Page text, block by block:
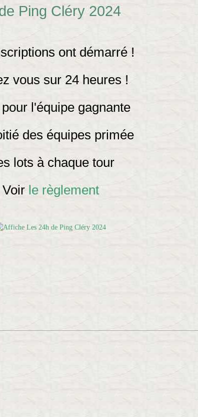
Ping Cléry 2024
ont démarré !
vous sur 24 heures !
l'équipe gagnante
des équipes primée
lots à chaque tour
Voir le règlement